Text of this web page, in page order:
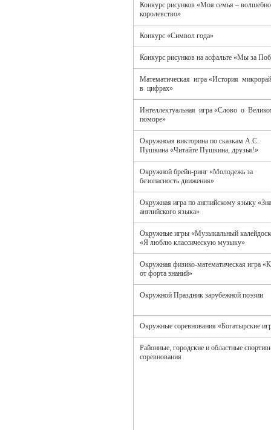
Конкурс рисунков «Моя семья –
королевство»
Конкурс «Символ года»
Конкурс рисунков на асфальте «Мы за
Математическая игра «История
в цифрах»
Интеллектуальная игра «Слово о
поморе»
Окружноая викторина по сказкам А.С.
Пушкина «Читайте Пушкина, друзья!»
Окружной брейн-ринг «Молодежь за
безопасность движения»
Окружная игра по английскому языку
английского языка»
Окружные игры «Музыкальный
«Я люблю классическую музыку»
Окружная физико-математическая игра
от форта знаний»
Окружной Праздник зарубежной поэзии
Окружные соревнования «Богатырские
Районные, городские и областные
соревнования